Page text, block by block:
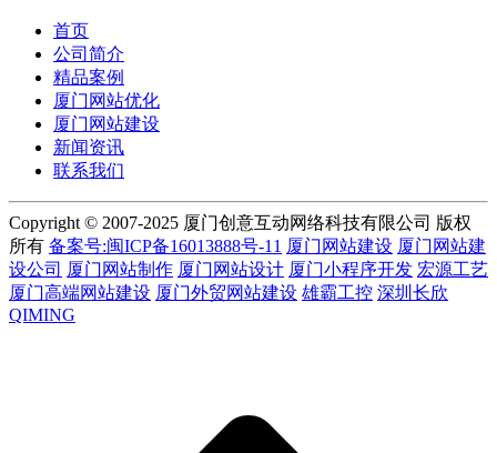
首页
公司简介
精品案例
厦门网站优化
厦门网站建设
新闻资讯
联系我们
Copyright © 2007-2025 厦门创意互动网络科技有限公司 版权
所有 备案号:闽ICP备16013888号-11 厦门网站建设 厦门网站建
设公司 厦门网站制作 厦门网站设计 厦门小程序开发 宏源工艺
厦门高端网站建设 厦门外贸网站建设 雄霸工控 深圳长欣
QIMING